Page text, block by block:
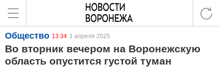
Общество 13:34 1 апреля 2025
Во вторник вечером на Воронежскую
область опустится густой туман